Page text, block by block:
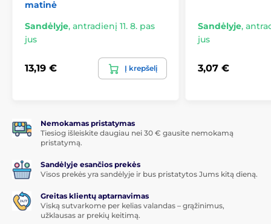
patogiai pasiekiami
Geriausia telefono apsauga kritimo metu ir
kasdienio nešiojimo atveju
Tinka naudoti su belaidžiu įkrovimu
įbrėžimų, kai telefonas padedamas ekranu žemyn
Pakuotė visa pagaminta iš perdirbto popieriaus
matinė
Sandėlyje, antradienį 11. 8. pas
jus
13,19 € Į krepšelį
Sandėlyje,
jus
3,07 €
Nemokamas pristatymas
Tiesiog išleiskite daugiau nei 30 € gausite nemokamą
pristatymą.
Sandėlyje esančios prekės
Visos prekės yra sandėlyje ir bus pristatytos Jums kitą dieną.
Greitas klientų aptarnavimas
Viską sutvarkome per kelias valandas – grąžinimus,
užklausas ar prekių keitimą.